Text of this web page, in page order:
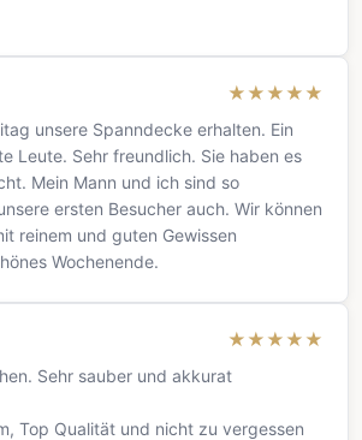
★ ★ ★ ★ ★
unsere Spanndecke erhalten. Ein
Leute. Sehr freundlich. Sie haben es
Mein Mann und ich sind so
ersten Besucher auch. Wir können
reinem und guten Gewissen
Wochenende.
★ ★ ★ ★ ★
Sehr sauber und akkurat
Top Qualität und nicht zu vergessen